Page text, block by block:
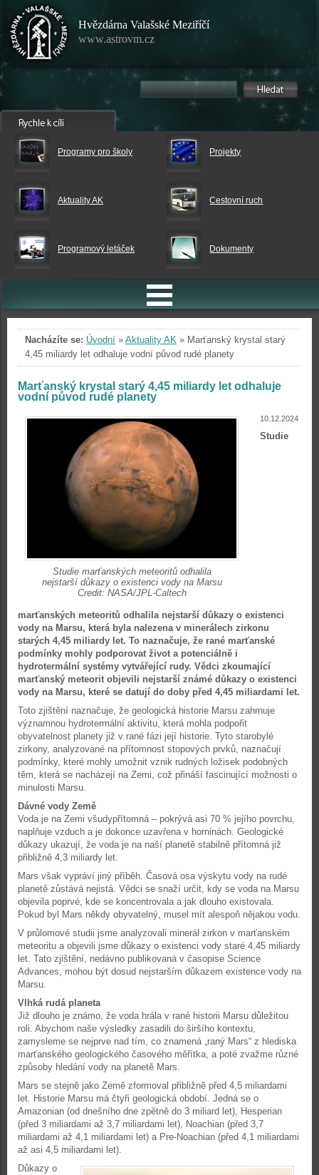
Hvězdárna Valašské Meziříčí
www.astrovm.cz
Programy pro školy Projekty
Aktuality AK Cestovní ruch
Programový letáček Dokumenty
Nacházíte se: Úvodní » Aktuality AK » Marťanský krystal starý
4,45 miliardy let odhaluje vodní původ rudé planety
Marťanský krystal starý 4,45 miliardy let odhaluje
vodní původ rudé planety
10.12.2024
Studie marťanských meteoritů odhalila
nejstarší důkazy o existenci vody na Marsu
Credit: NASA/JPL-Caltech
Studie
marťanských meteoritů odhalila nejstarší důkazy o existenci
vody na Marsu, která byla nalezena v minerálech zirkonu
starých 4,45 miliardy let. To naznačuje, že rané marťanské
podmínky mohly podporovat život a potenciálně i
hydrotermální systémy vytvářející rudy. Vědci zkoumající
marťanský meteorit objevili nejstarší známé důkazy o existenci
vody na Marsu, které se datují do doby před 4,45 miliardami let.
Toto zjištění naznačuje, že geologická historie Marsu zahrnuje
významnou hydrotermální aktivitu, která mohla podpořit
obyvatelnost planety již v rané fázi její historie. Tyto starobylé
zirkony, analyzované na přítomnost stopových prvků, naznačují
podmínky, které mohly umožnit vznik rudných ložisek podobných
těm, která se nacházejí na Zemi, což přináší fascinující možnosti o
minulosti Marsu.
Dávné vody Země
Voda je na Zemi všudypřítomná – pokrývá asi 70 % jejího povrchu,
naplňuje vzduch a je dokonce uzavřena v horninách. Geologické
důkazy ukazují, že voda je na naší planetě stabilně přítomná již
přibližně 4,3 miliardy let.
Mars však vypráví jiný příběh. Časová osa výskytu vody na rudé
planetě zůstává nejistá. Vědci se snaží určit, kdy se voda na Marsu
objevila poprvé, kde se koncentrovala a jak dlouho existovala.
Pokud byl Mars někdy obyvatelný, musel mít alespoň nějakou vodu.
V průlomové studii jsme analyzovali minerál zirkon v marťanském
meteoritu a objevili jsme důkazy o existenci vody staré 4,45 miliardy
let. Tato zjištění, nedávno publikovaná v časopise Science
Advances, mohou být dosud nejstarším důkazem existence vody na
Marsu.
Vlhká rudá planeta
Již dlouho je známo, že voda hrála v rané historii Marsu důležitou
roli. Abychom naše výsledky zasadili do širšího kontextu,
zamysleme se nejprve nad tím, co znamená „raný Mars“ z hlediska
marťanského geologického časového měřítka, a poté zvažme různé
způsoby hledání vody na planetě Mars.
Mars se stejně jako Země zformoval přibližně před 4,5 miliardami
let. Historie Marsu má čtyři geologická období. Jedná se o
Amazonian (od dnešního dne zpětně do 3 miliard let), Hesperian
(před 3 miliardami až 3,7 miliardami let), Noachian (před 3,7
miliardami až 4,1 miliardami let) a Pre-Noachian (před 4,1 miliardami
až asi 4,5 miliardami let).
Důkazy o